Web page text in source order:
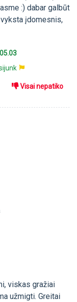
:) dabar galbūt
įdomesnis,
Visai nepatiko
viskas gražiai
užmigti. Greitai